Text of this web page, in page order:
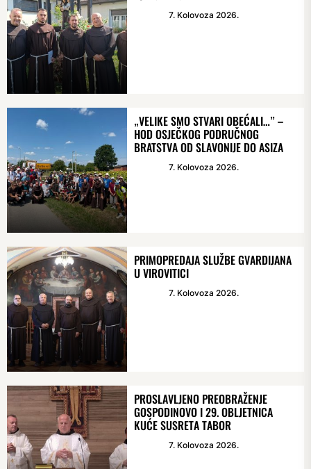
7. Kolovoza 2026.
„VELIKE SMO STVARI OBEĆALI…” –
HOD OSJEČKOG PODRUČNOG
BRATSTVA OD SLAVONIJE DO ASIZA
7. Kolovoza 2026.
PRIMOPREDAJA SLUŽBE GVARDIJANA
U VIROVITICI
7. Kolovoza 2026.
PROSLAVLJENO PREOBRAŽENJE
GOSPODINOVO I 29. OBLJETNICA
KUĆE SUSRETA TABOR
7. Kolovoza 2026.